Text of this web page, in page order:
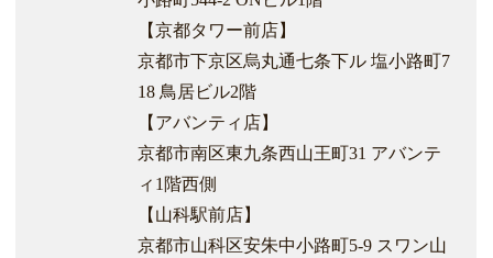
【京都タワー前店】
京都市下京区烏丸通七条下ル 塩小路町7
18 鳥居ビル2階
【アバンティ店】
京都市南区東九条西山王町31 アバンテ
ィ1階西側
【山科駅前店】
京都市山科区安朱中小路町5-9 スワン山